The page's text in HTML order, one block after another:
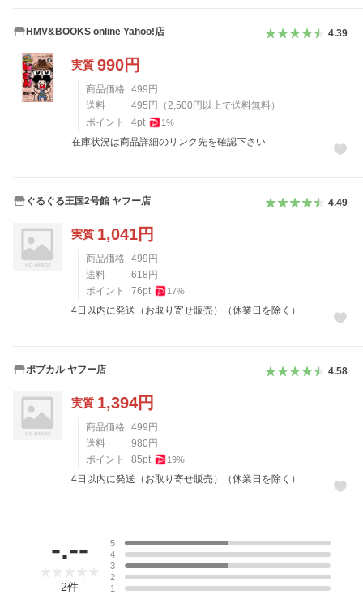
HMV&BOOKS online Yahoo!店 4.39
実質 990円
商品価格 499 円
送料
495 円 （2,500 円以上で送料無料）
ポイント
4pt 1%
在庫状況は商品詳細のリンク先を確認下さい
ぐるぐる王国2号館 ヤフー店 4.49
実質 1,041円
商品価格 499 円
送料
618 円
ポイント
76pt 17%
4日以内に発送（お取り寄せ販売）（休業日を除く）
ポプカル ヤフー店 4.58
実質 1,394円
商品価格 499 円
送料
980 円
ポイント
85pt 19%
4日以内に発送（お取り寄せ販売）（休業日を除く）
-.--
2件
5
4
3
2
1